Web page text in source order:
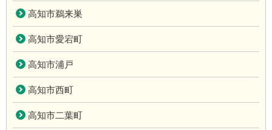
高知市鵜来巣
高知市愛宕町
高知市浦戸
高知市西町
高知市二葉町